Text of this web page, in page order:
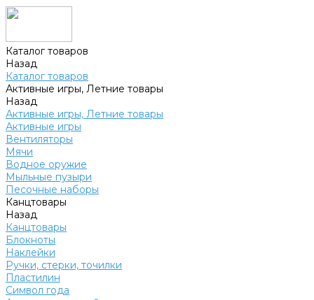
Каталог товаров
Назад
Каталог товаров
Активные игры, Летние товары
Назад
Активные игры, Летние товары
Активные игры
Вентиляторы
Мячи
Водное оружие
Мыльные пузыри
Песочные наборы
Канцтовары
Назад
Канцтовары
Блокноты
Наклейки
Ручки, стерки, точилки
Пластилин
Символ года